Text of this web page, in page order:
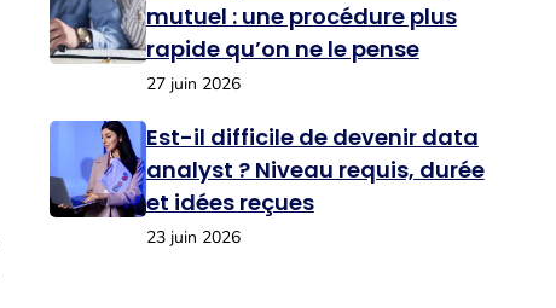
mutuel : une procédure plus
rapide qu’on ne le pense
27 juin 2026
Est-il difficile de devenir data
analyst ? Niveau requis, durée
et idées reçues
23 juin 2026